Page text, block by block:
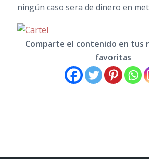
ningún caso sera de dinero en
Comparte el contenido en tus
favoritas